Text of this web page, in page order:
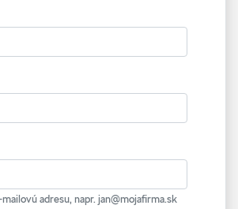
adresu, napr. jan@mojafirma.sk